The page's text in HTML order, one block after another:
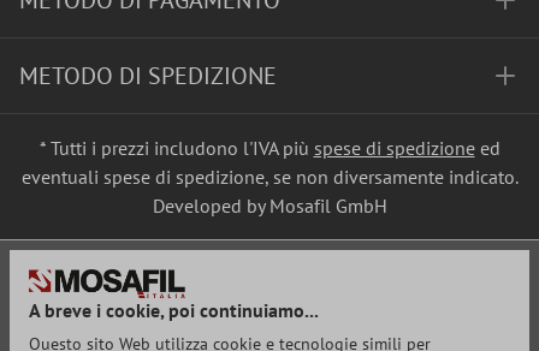
METODO DI SPEDIZIONE
* Tutti i prezzi includono l'IVA più spese di spedizioneed
eventuali spese di spedizione, se non diversamente indicato.
Developed by Mosafil GmbH
A breve i cookie, poi continuiamo...
Questo sito Web utilizza cookie e tecnologie simili per